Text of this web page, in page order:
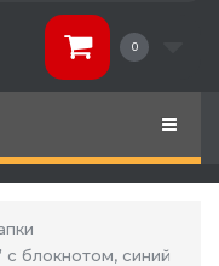
0
блокнотом, синий